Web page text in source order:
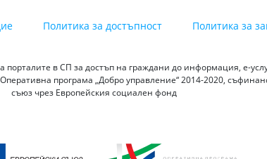
Политика за достъпност Политика за
в СП за достъп на граждани до информация, е-
програма „Добро управление“ 2014-2020,
съюз чрез Европейския социален фонд